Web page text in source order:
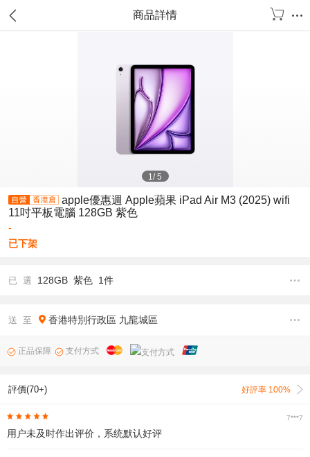
商品詳情
1/5
apple優惠週 Apple蘋果 iPad Air M3 (2025) wifi
11吋平板電腦 128GB 紫色
-
已下架
已 選 128GB 紫色 1件
送 至 香港特別行政區 九龍城區
正品保障 支付方式
評價(70+) 好評率 100%
7***7
用户未及时作出评价，系统默认好评